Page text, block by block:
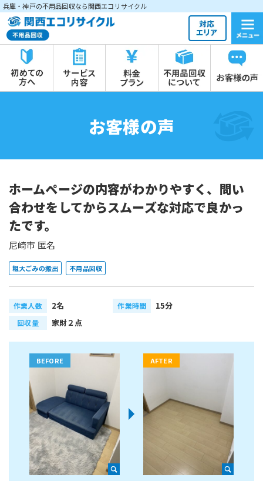
兵庫・神戸の不用品回収なら関西エコリサイクル
お客様の声
ホームページの内容がわかりやすく、問い
合わせをしてからスムーズな対応で良かっ
たです。
尼崎市 匿名
粗大ごみの搬出 不用品回収
作業人数 2名 作業時間 15分
回収量 家財２点